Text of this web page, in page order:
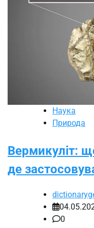
Наука
Природа
Вермикуліт:
де
0